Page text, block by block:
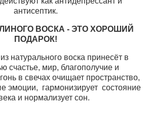
антисептик.
ВОСКА - ЭТО ХОРОШИЙ
ПОДАРОК!
натурального воска принесёт в
счастье, мир, благополучие и
в свечах очищает пространство,
эмоции, гармонизирует состояние
и нормализует сон.